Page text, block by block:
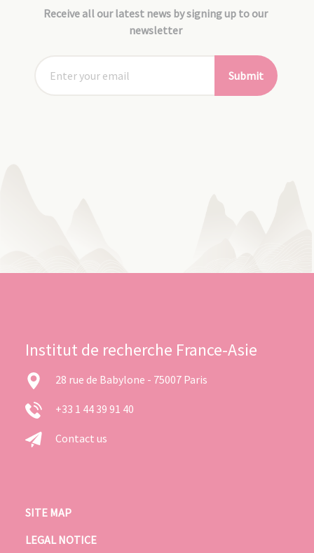
Receive all our latest news by signing up to our
newsletter
Submit
Institut de recherche France-Asie
28 rue de Babylone - 75007 Paris
+33 1 44 39 91 40
Contact us
SITE MAP
LEGAL NOTICE